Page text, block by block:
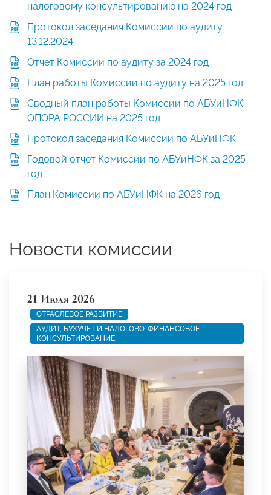
налоговому консультированию на 2024 год
Протокол заседания Комиссии по аудиту
13.12.2024
Отчет Комиссии по аудиту за 2024 год
План работы Комиссии по аудиту на 2025 год
Сводный план работы Комиссии по АБУиНФК
ОПОРА РОССИИ на 2025 год
Протокол заседания Комиссии по АБУиНФК
Годовой отчет Комиссии по АБУиНФК за 2025
год
План Комиссии по АБУиНФК на 2026 год
Новости комиссии
21 Июля 2026
ОТРАСЛЕВОЕ РАЗВИТИЕ
АУДИТ, БУХУЧЕТ И НАЛОГОВО-ФИНАНСОВОЕ
КОНСУЛЬТИРОВАНИЕ